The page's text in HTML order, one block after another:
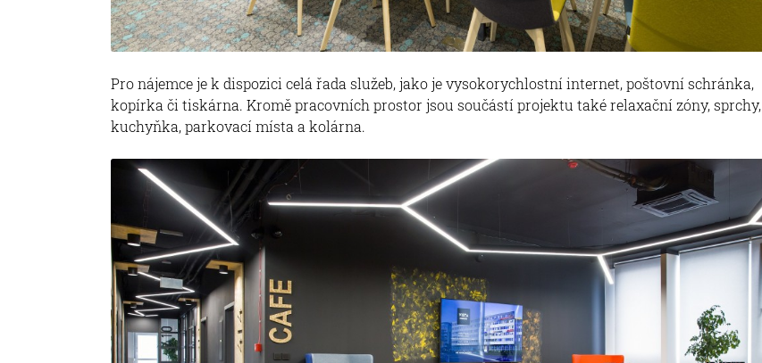
Pro nájemce je k dispozici celá řada služeb, jako je vysokorychlostní internet, poštovní schránka,
kopírka či tiskárna. Kromě pracovních prostor jsou součástí projektu také relaxační zóny, sprchy,
kuchyňka, parkovací místa a kolárna.